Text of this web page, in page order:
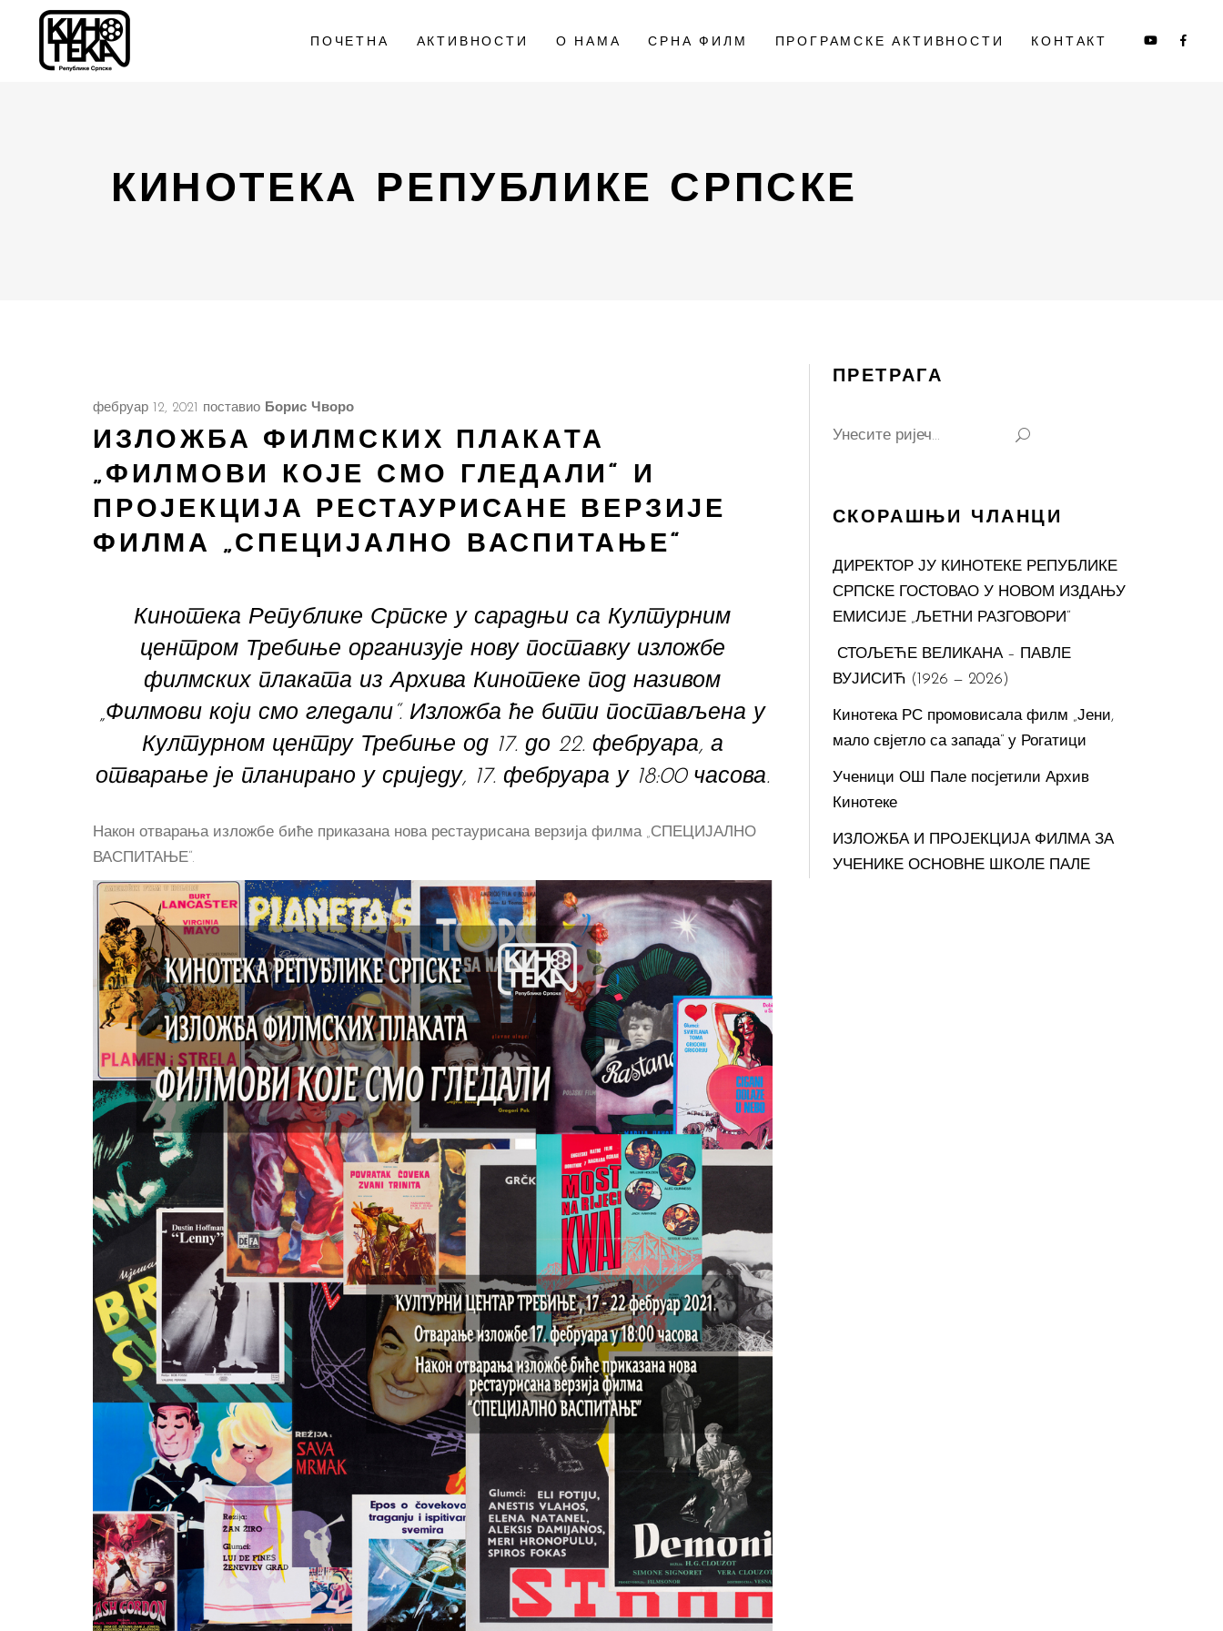
ПОЧЕТНА АКТИВНОСТИ О НАМА СРНА ФИЛМ ПРОГРАМСКЕ АКТИВНОСТИ КОНТАКТ
КИНОТЕКА РЕПУБЛИКЕ СРПСКЕ
фебруар 12, 2021 поставио Борис Чворо
ИЗЛОЖБА ФИЛМСКИХ ПЛАКАТА
„ФИЛМОВИ КОЈЕ СМО ГЛЕДАЛИ“ И
ПРОЈЕКЦИЈА РЕСТАУРИСАНЕ ВЕРЗИЈЕ
ФИЛМА „СПЕЦИЈАЛНО ВАСПИТАЊЕ“
Кинотека Републике Српске у сарадњи са Културним
центром Требиње организује нову поставку изложбе
филмских плаката из Архива Кинотеке под називом
„Филмови који смо гледали“. Изложба ће бити постављена у
Културном центру Требиње од 17. до 22. фебруара, а
отварање је планирано у сриједу, 17. фебруара у 18:00 часова.
Након отварања изложбе биће приказана нова рестаурисана верзија филма „СПЕЦИЈАЛНО
ВАСПИТАЊЕ“.
ПРЕТРАГА
for:
СКОРАШЊИ ЧЛАНЦИ
ДИРЕКТОР ЈУ КИНОТЕКЕ РЕПУБЛИКЕ
СРПСКЕ ГОСТОВАО У НОВОМ ИЗДАЊУ
ЕМИСИЈЕ „ЉЕТНИ РАЗГОВОРИ“
СТОЉЕЋЕ ВЕЛИКАНА – ПАВЛЕ
ВУЈИСИЋ (1926 — 2026)
Кинотека РС промовисала филм „Јени,
мало свјетло са запада“ у Рогатици
Ученици ОШ Пале посјетили Архив
Кинотеке
ИЗЛОЖБА И ПРОЈЕКЦИЈА ФИЛМА ЗА
УЧЕНИКЕ ОСНОВНЕ ШКОЛЕ ПАЛЕ